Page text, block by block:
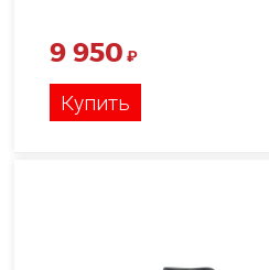
9 950 ₽
Купить